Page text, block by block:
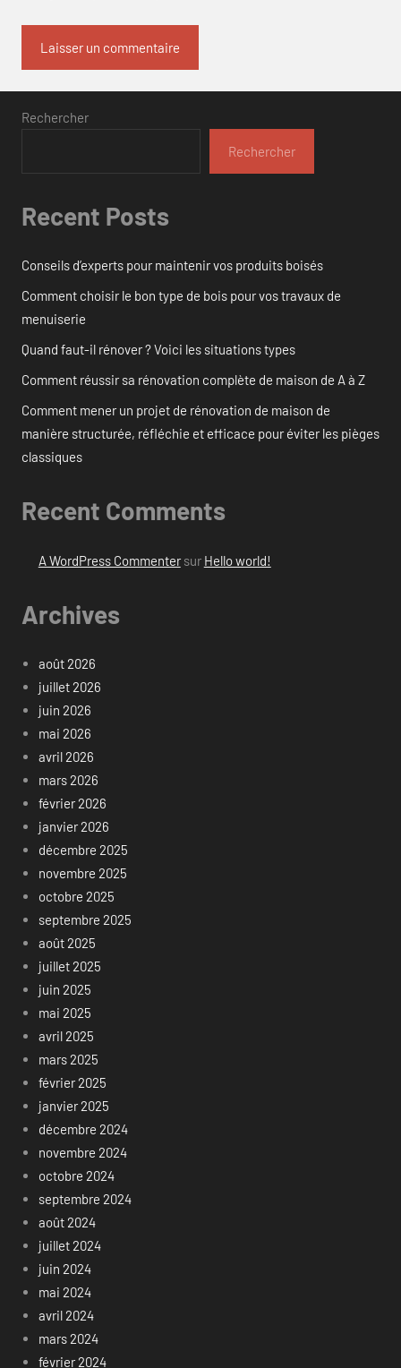
Rechercher
Rechercher
Recent Posts
Conseils d’experts pour maintenir vos produits boisés
Comment choisir le bon type de bois pour vos travaux de
menuiserie
Quand faut-il rénover ? Voici les situations types
Comment réussir sa rénovation complète de maison de A à Z
Comment mener un projet de rénovation de maison de
manière structurée, réfléchie et efficace pour éviter les pièges
classiques
Recent Comments
A WordPress Commentersur Hello world!
Archives
août 2026
juillet 2026
juin 2026
mai 2026
avril 2026
mars 2026
février 2026
janvier 2026
décembre 2025
novembre 2025
octobre 2025
septembre 2025
août 2025
juillet 2025
juin 2025
mai 2025
avril 2025
mars 2025
février 2025
janvier 2025
décembre 2024
novembre 2024
octobre 2024
septembre 2024
août 2024
juillet 2024
juin 2024
mai 2024
avril 2024
mars 2024
février 2024